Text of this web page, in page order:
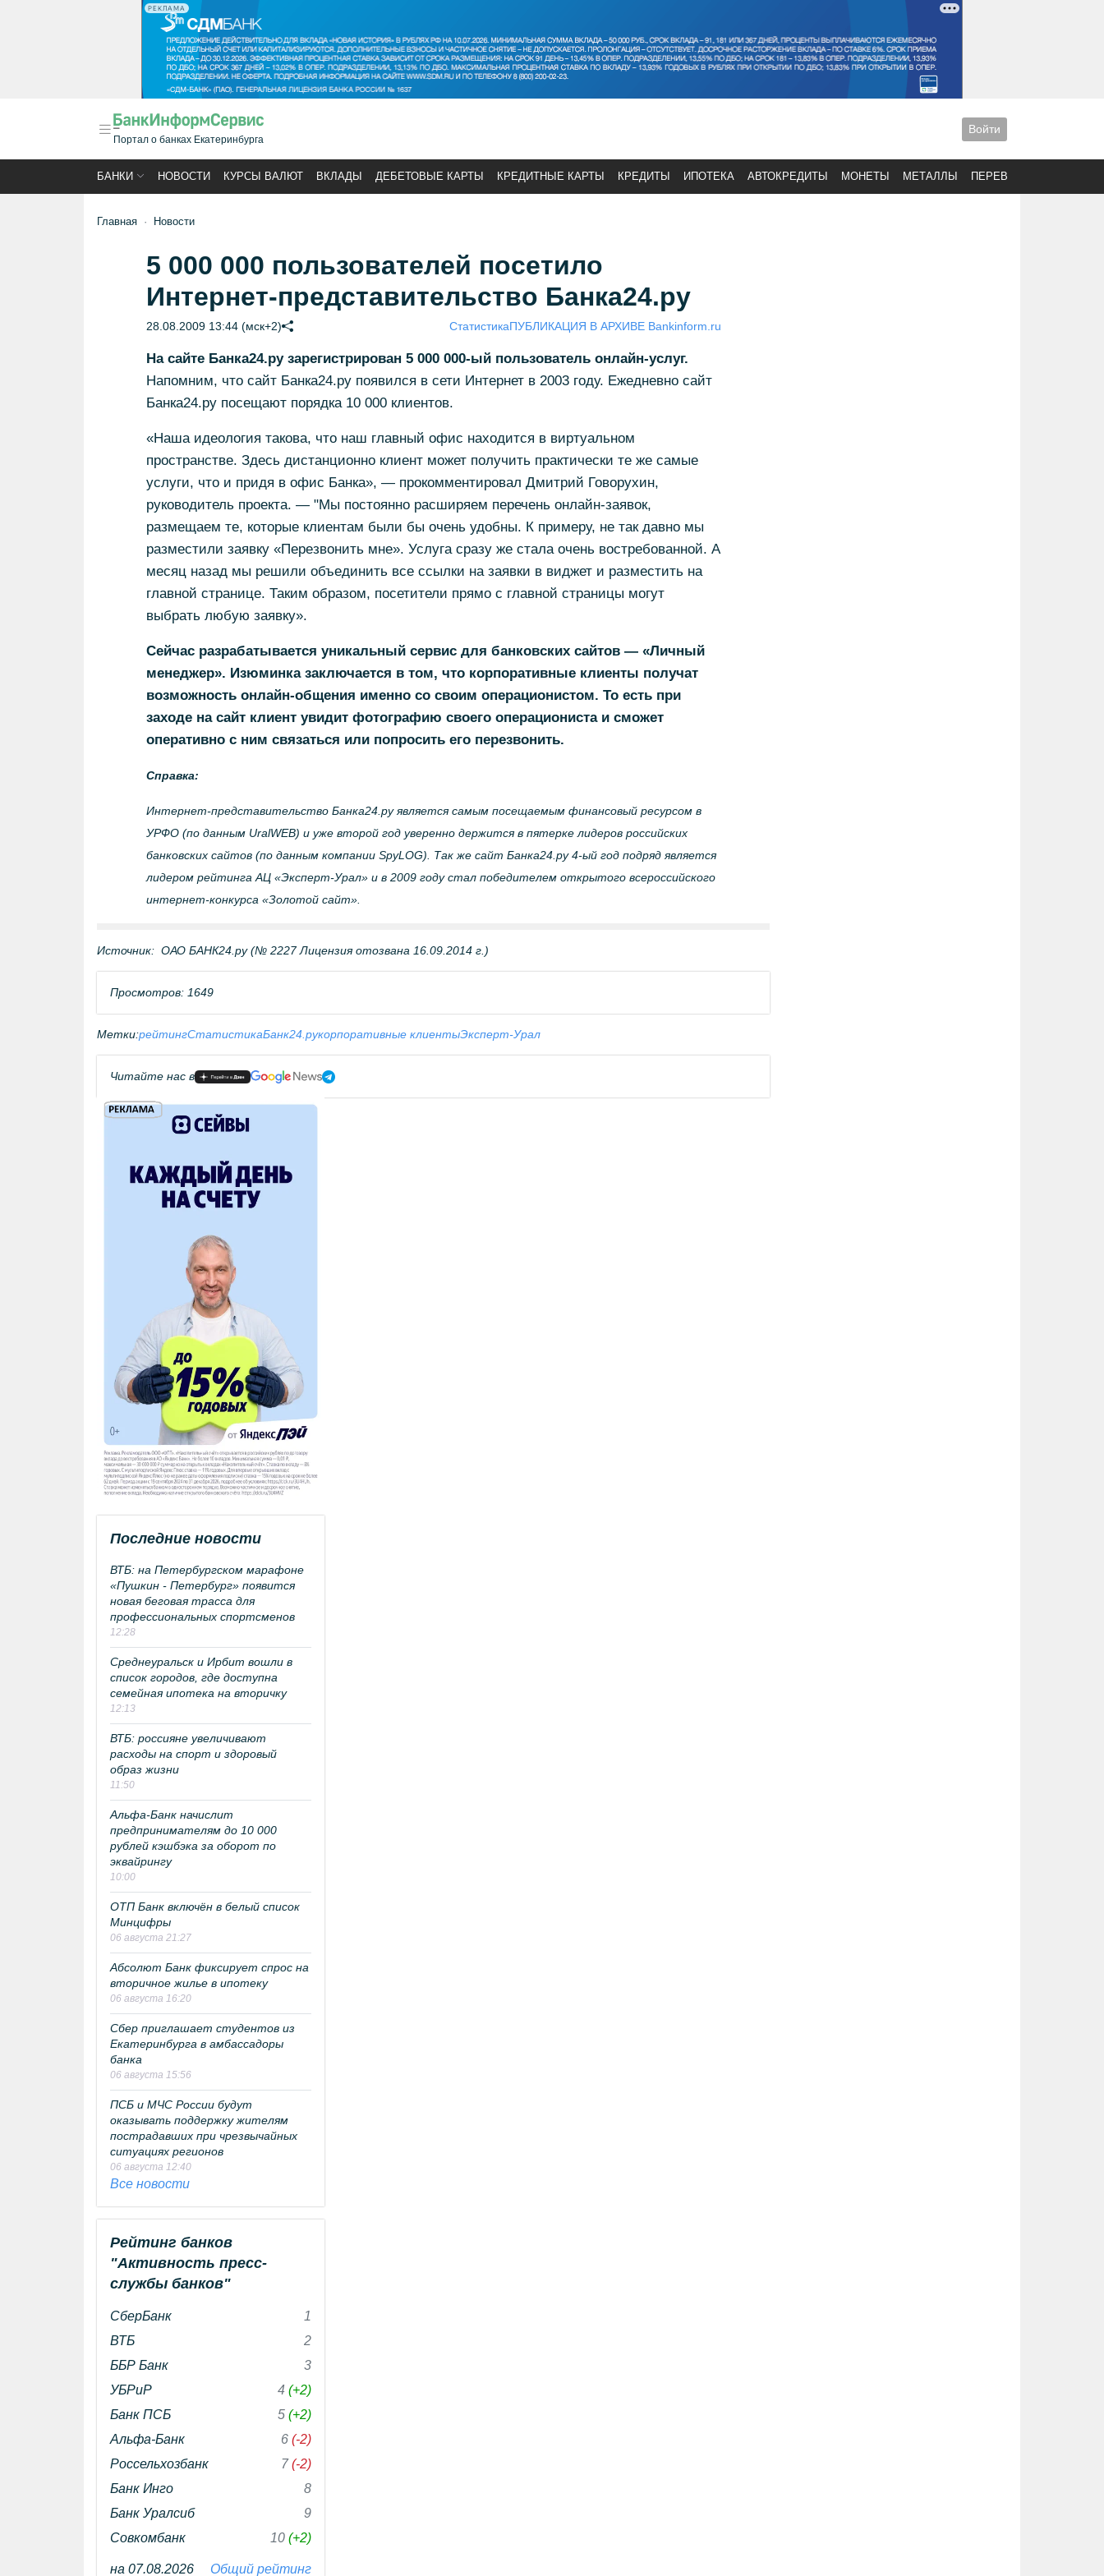
РЕКЛАМА
Портал о банках Екатеринбурга
Войти
БАНКИ НОВОСТИ КУРСЫ ВАЛЮТ ВКЛАДЫ ДЕБЕТОВЫЕ КАРТЫ КРЕДИТНЫЕ КАРТЫ КРЕДИТЫ ИПОТЕКА АВТОКРЕДИТЫ МОНЕТЫ МЕТАЛЛЫ ПЕРЕВОДЫ
Главная Новости
5 000 000 пользователей посетило
Интернет-представительство Банка24.ру
28.08.2009 13:44 (мск+2) СтатистикаПУБЛИКАЦИЯ В АРХИВЕ Bankinform.ru
На сайте Банка24.ру зарегистрирован 5 000 000-ый пользователь онлайн-услуг.
Напомним, что сайт Банка24.ру появился в сети Интернет в 2003 году. Ежедневно сайт
Банка24.ру посещают порядка 10 000 клиентов.
«Наша идеология такова, что наш главный офис находится в виртуальном
пространстве. Здесь дистанционно клиент может получить практически те же самые
услуги, что и придя в офис Банка», — прокомментировал Дмитрий Говорухин,
руководитель проекта. — "Мы постоянно расширяем перечень онлайн-заявок,
размещаем те, которые клиентам были бы очень удобны. К примеру, не так давно мы
разместили заявку «Перезвонить мне». Услуга сразу же стала очень востребованной. А
месяц назад мы решили объединить все ссылки на заявки в виджет и разместить на
главной странице. Таким образом, посетители прямо с главной страницы могут
выбрать любую заявку».
Сейчас разрабатывается уникальный сервис для банковских сайтов — «Личный
менеджер». Изюминка заключается в том, что корпоративные клиенты получат
возможность онлайн-общения именно со своим операционистом. То есть при
заходе на сайт клиент увидит фотографию своего операциониста и сможет
оперативно с ним связаться или попросить его перезвонить.
Справка:
Интернет-представительство Банка24.ру является самым посещаемым финансовый ресурсом в
УРФО (по данным UralWEB) и уже второй год уверенно держится в пятерке лидеров российских
банковских сайтов (по данным компании SpyLOG). Так же сайт Банка24.ру 4-ый год подряд является
лидером рейтинга АЦ «Эксперт-Урал» и в 2009 году стал победителем открытого всероссийского
интернет-конкурса «Золотой сайт».
Источник: ОАО БАНК24.ру (№ 2227 Лицензия отозвана 16.09.2014 г.)
Просмотров: 1649
Метки:рейтингСтатистикаБанк24.рукорпоративные клиентыЭксперт-Урал
Читайте нас в
Последние новости
ВТБ: на Петербургском марафоне
«Пушкин - Петербург» появится
новая беговая трасса для
профессиональных спортсменов
12:28
Среднеуральск и Ирбит вошли в
список городов, где доступна
семейная ипотека на вторичку
12:13
ВТБ: россияне увеличивают
расходы на спорт и здоровый
образ жизни
11:50
Альфа-Банк начислит
предпринимателям до 10 000
рублей кэшбэка за оборот по
эквайрингу
10:00
ОТП Банк включён в белый список
Минцифры
06 августа 21:27
Абсолют Банк фиксирует спрос на
вторичное жилье в ипотеку
06 августа 16:20
Сбер приглашает студентов из
Екатеринбурга в амбассадоры
банка
06 августа 15:56
ПСБ и МЧС России будут
оказывать поддержку жителям
пострадавших при чрезвычайных
ситуациях регионов
06 августа 12:40
Все новости
Рейтинг банков
"Активность пресс-
службы банков"
СберБанк
1
ВТБ
2
ББР Банк
3
УБРиР
4 (+2)
Банк ПСБ
5 (+2)
Альфа-Банк
6 (-2)
Россельхозбанк
7(-2)
Банк Инго
8
Банк Уралсиб
9
Совкомбанк
10 (+2)
на 07.08.2026 Общий рейтинг